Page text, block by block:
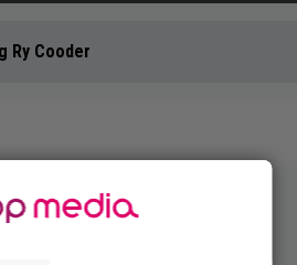
Ry Cooder